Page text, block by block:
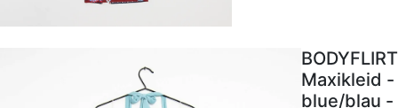
BODYFLIRT
Maxikleid -
blue/blau -